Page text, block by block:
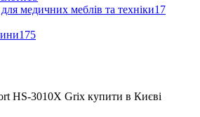
медичних меблів та техніки17
175
HS-3010X Grix купити в Києві